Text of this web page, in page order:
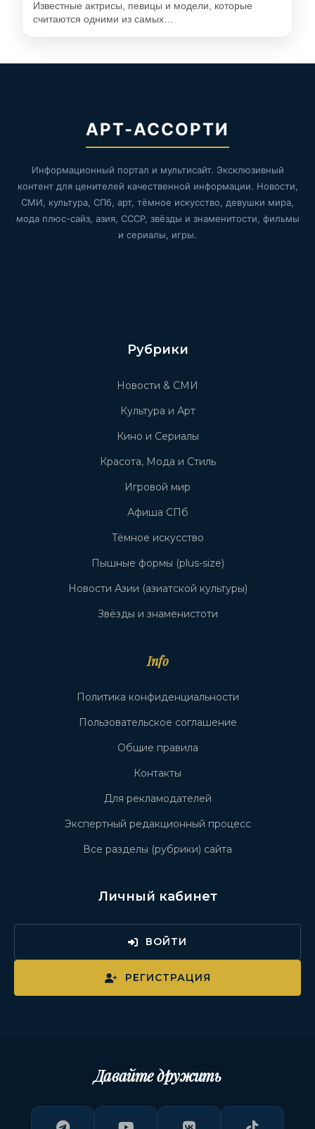
Известные актрисы, певицы и модели, которые
считаются одними из самых…
АРТ-АССОРТИ
Информационный портал и мультисайт. Эксклюзивный
контент для ценителей качественной информации. Новости,
СМИ, культура, СПб, арт, тёмное искусство, девушки мира,
мода плюс-сайз, азия, СССР, звёзды и знаменитости, фильмы
и сериалы, игры.
Рубрики
Новости & СМИ
Культура и Арт
Кино и Сериалы
Красота, Мода и Стиль
Игровой мир
Афиша СПб
Тёмное искусство
Пышные формы (plus-size)
Новости Азии (азиатской культуры)
Звёзды и знаменистоти
Info
Политика конфиденциальности
Пользовательское соглашение
Общие правила
Контакты
Для рекламодателей
Экспертный редакционный процесс
Все разделы (рубрики) сайта
Личный кабинет
ВОЙТИ
РЕГИСТРАЦИЯ
Давайте дружить